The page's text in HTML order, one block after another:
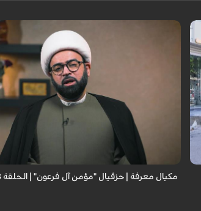
مكيال معرفة | حزقيال "مؤمن آل فرعون" | الحلقة 3